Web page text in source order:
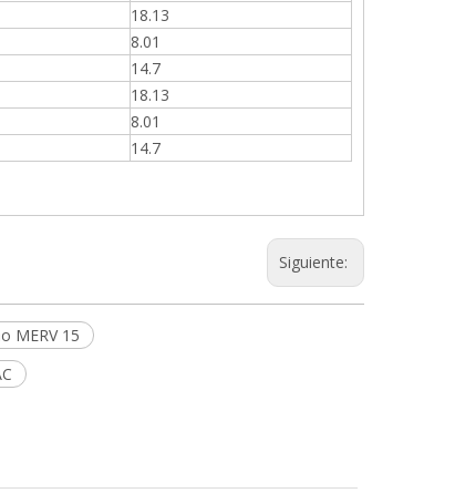
18.13
8.01
14.7
18.13
8.01
14.7
Siguiente:
MERV 15